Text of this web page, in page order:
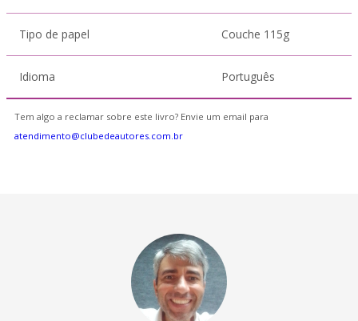
Tipo de papel Couche 115g
Idioma Português
Tem algo a reclamar sobre este livro? Envie um email para
atendimento@clubedeautores.com.br